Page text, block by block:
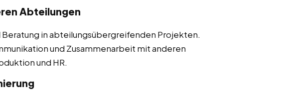
Abteilungen
Beratung in abteilungsübergreifenden Projekten.
und Zusammenarbeit mit anderen
und HR.